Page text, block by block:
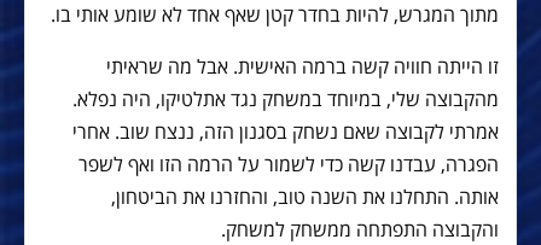
מתוך המגרש, להיות בחדר קטן שאף אחד לא שומע אותי בו.
זו הייתה חוויה קשה ברמה האישית. אבל מה שראיתי
מהקבוצה שלי, במיוחד במשחק נגד אתלטיקו, היה נפלא.
אמרתי לקבוצה שאם נשחק בסגנון הזה, ננצח שוב. אחרי
הפגרה, עבדנו קשה כדי לשמור על הרמה הזו ואף לשפר
אותה. התחלנו את השנה טוב, והחזרנו את הביטחון,
והקבוצה התפתחה ממשחק למשחק.